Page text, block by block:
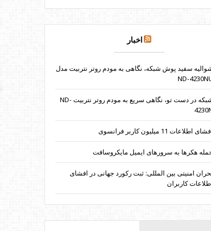
اخبار
سفید پوش شبکه، نگاهی به مودم روتر نتربیت مدل
ND-
شبکه در دست تو، نگاهی سریع به مودم روتر نتربیت ND-
اطلاعات 11 میلیون کاربر فرانسوی
هکرها به سرورهای ایمیل مایکروسافت
امنیتی بین المللی: ثبت رکورد جهانی در افشای
کاربران